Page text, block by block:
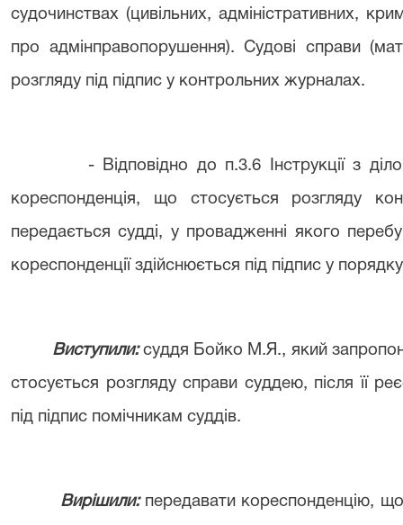
судочинствах (цивільних, адміністративних,
про адмінправопорушення). Судові справи
розгляду під підпис у контрольних журналах.
- Відповідно до п.3.6 Інструкції з
кореспонденція, що стосується розгляду
передається судді, у провадженні якого
кореспонденції здійснюється під підпис у
Виступили:суддя Бойко М.Я., який
стосується розгляду справи суддею, після її
під підпис помічникам суддів.
Вирішили: передавати кореспонденцію,